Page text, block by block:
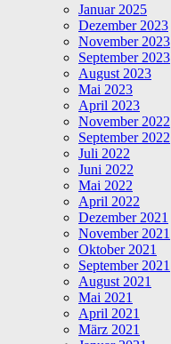
Januar 2025
Dezember 2023
November 2023
September 2023
August 2023
Mai 2023
April 2023
November 2022
September 2022
Juli 2022
Juni 2022
Mai 2022
April 2022
Dezember 2021
November 2021
Oktober 2021
September 2021
August 2021
Mai 2021
April 2021
März 2021